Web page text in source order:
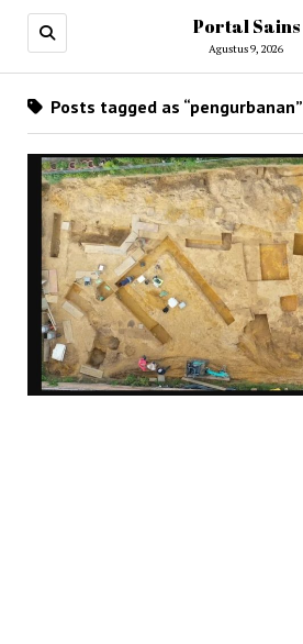
Portal Sains
Agustus 9, 2026
Posts tagged as “pengurbanan”